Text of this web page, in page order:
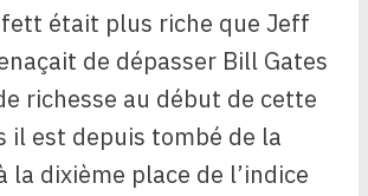
était plus riche que Jeff
de dépasser Bill Gates
richesse au début de cette
il est depuis tombé de la
la dixième place de l’indice